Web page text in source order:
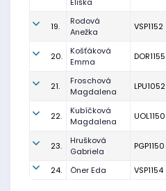
19.
Rodová
Anežka
VSP1152
20.
Košťáková
Emma
DOR1155
21.
Froschová
Magdalena
LPU1052
22.
Kubíčková
Magdalena
UOL1150
23.
Hrušková
Gabriela
PGP1150
24. Öner Eda VSP1154